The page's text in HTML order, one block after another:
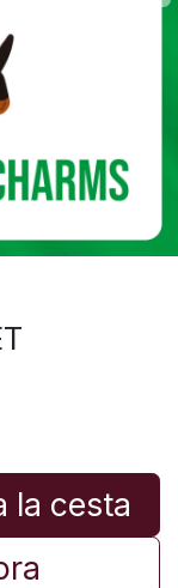
la cesta